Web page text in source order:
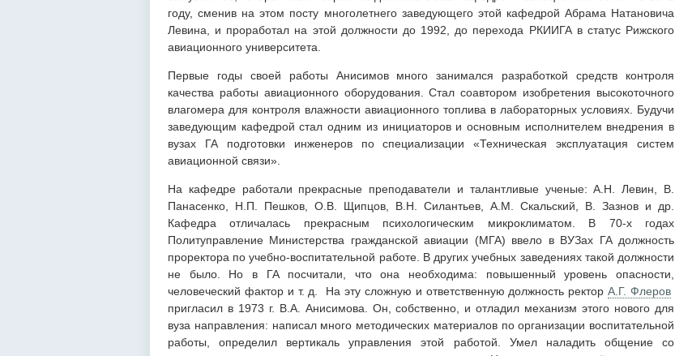
году, сменив на этом посту многолетнего заведующего этой кафедрой Абрама Натановича
Левина, и проработал на этой должности до 1992, до перехода РКИИГА в статус Рижского
авиационного университета.
Первые годы своей работы Анисимов много занимался разработкой средств контроля
качества работы авиационного оборудования. Стал соавтором изобретения высокоточного
влагомера для контроля влажности авиационного топлива в лабораторных условиях. Будучи
заведующим кафедрой стал одним из инициаторов и основным исполнителем внедрения в
вузах ГА подготовки инженеров по специализации «Техническая эксплуатация систем
авиационной связи».
На кафедре работали прекрасные преподаватели и талантливые ученые: А.Н. Левин, В.
Панасенко, Н.П. Пешков, О.В. Щипцов, В.Н. Силантьев, А.М. Скальский, В. Зазнов и др.
Кафедра отличалась прекрасным психологическим микроклиматом. В 70-х годах
Политуправление Министерства гражданской авиации (МГА) ввело в ВУЗах ГА должность
проректора по учебно-воспитательной работе. В других учебных заведениях такой должности
не было. Но в ГА посчитали, что она необходима: повышенный уровень опасности,
человеческий фактор и т. д. На эту сложную и ответственную должность ректорА.Г. Флеров
пригласил в 1973 г. В.А. Анисимова. Он, собственно, и отладил механизм этого нового для
вуза направления: написал много методических материалов по организации воспитательной
работы, определил вертикаль управления этой работой. Умел наладить общение со